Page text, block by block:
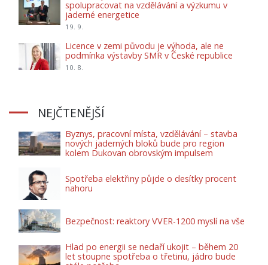
spolupracovat na vzdělávání a výzkumu v
jaderné energetice
19. 9.
Licence v zemi původu je výhoda, ale ne
podmínka výstavby SMR v České republice
10. 8.
NEJČTENĚJŠÍ
Byznys, pracovní místa, vzdělávání – stavba
nových jaderných bloků bude pro region
kolem Dukovan obrovským impulsem
Spotřeba elektřiny půjde o desítky procent
nahoru
Bezpečnost: reaktory VVER-1200 myslí na vše
Hlad po energii se nedaří ukojit – během 20
let stoupne spotřeba o třetinu, jádro bude